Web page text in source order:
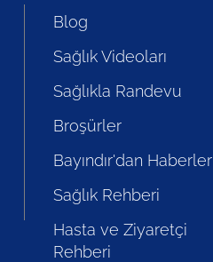
Blog
Sağlık Videoları
Sağlıkla Randevu
Broşürler
Bayındır'dan Haberler
Sağlık Rehberi
Hasta ve Ziyaretçi
Rehberi